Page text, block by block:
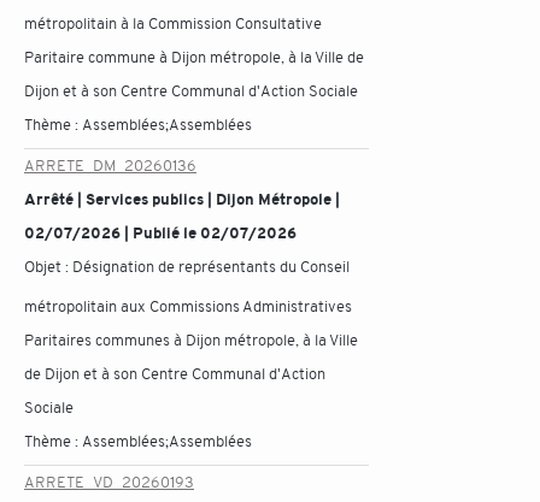
métropolitain à la Commission Consultative
Paritaire commune à Dijon métropole, à la Ville de
Dijon et à son Centre Communal d'Action Sociale
Thème : Assemblées;Assemblées
ARRETE_DM_20260136
Arrêté | Services publics | Dijon Métropole |
02/07/2026 | Publié le 02/07/2026
Objet : Désignation de représentants du Conseil
métropolitain aux Commissions Administratives
Paritaires communes à Dijon métropole, à la Ville
de Dijon et à son Centre Communal d'Action
Sociale
Thème : Assemblées;Assemblées
ARRETE_VD_20260193